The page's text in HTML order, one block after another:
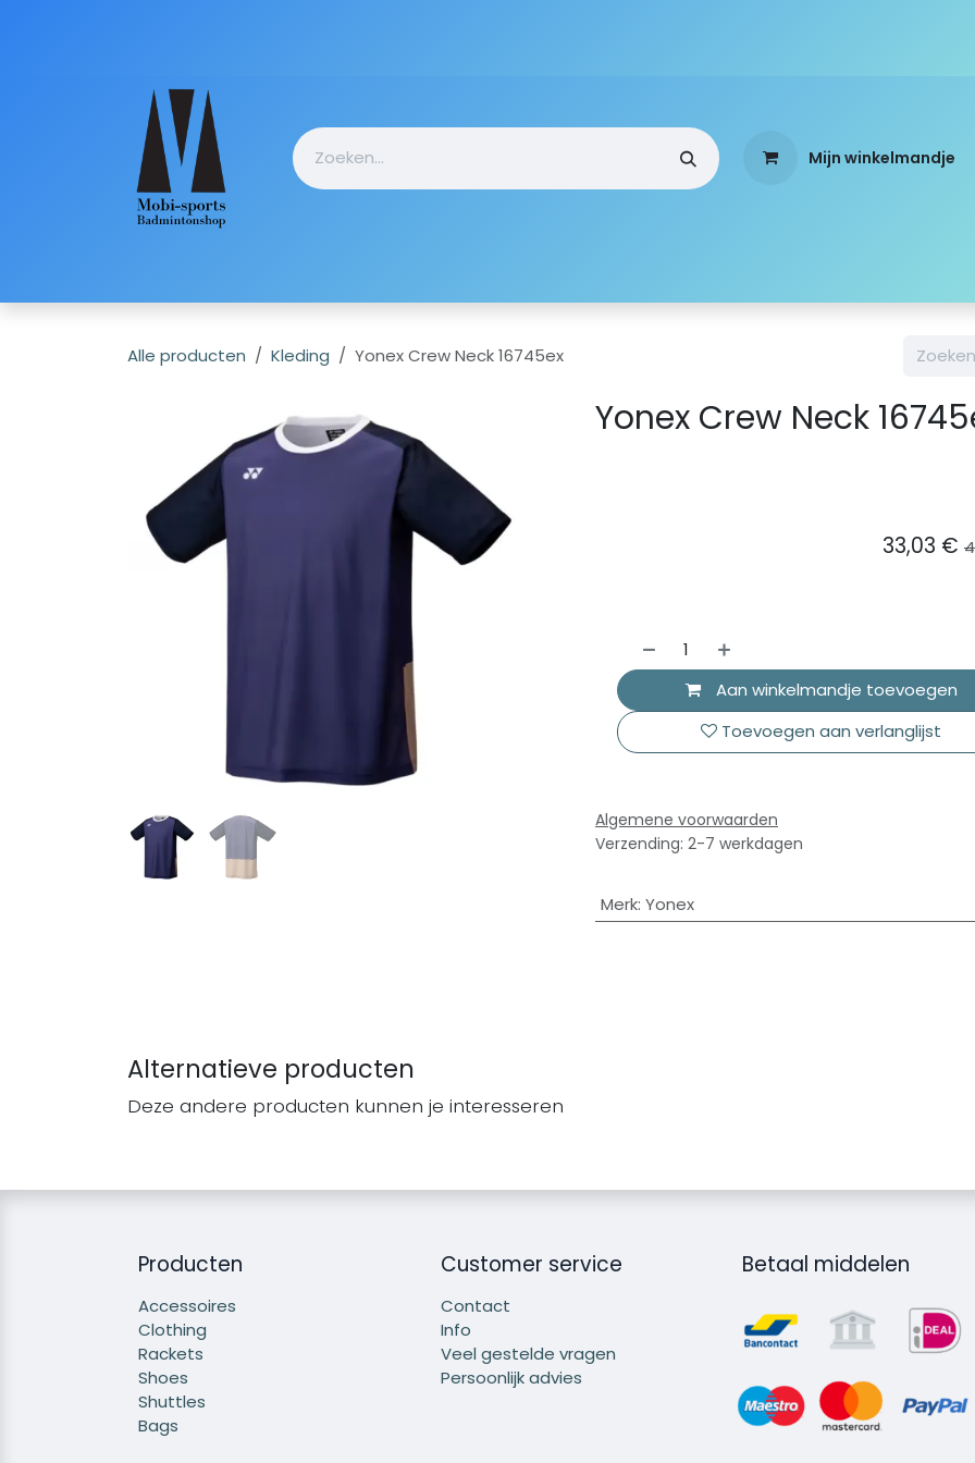
Mijn winkelmandje
Alle producten Kleding Yonex Crew Neck 16745ex
Yonex Crew Neck
Aan winkelmandje toevoegen
Toevoegen aan verlanglijst
33,03 €
Algemene voorwaarden
Verzending: 2-7 werkdagen
Merk: Yonex
Alternatieve producten
Deze andere producten kunnen je interesseren
Producten
Accessoires
Clothing
Rackets
Shoes
Shuttles
Bags
Customer service
Contact
Info
Veel gestelde vragen
Persoonlijk advies
Betaal middelen